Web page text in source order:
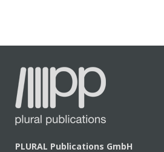
PLURAL Publications GmbH